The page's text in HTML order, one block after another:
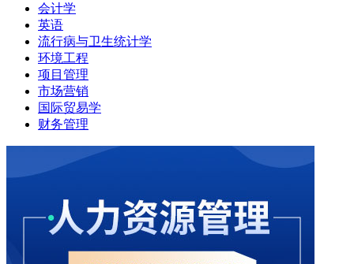
会计学
英语
流行病与卫生统计学
环境工程
项目管理
市场营销
国际贸易学
财务管理